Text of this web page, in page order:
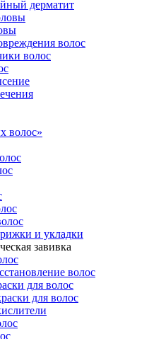
дерматит
волос
волос
волос»
и укладки
завивка
волос
для волос
для волос